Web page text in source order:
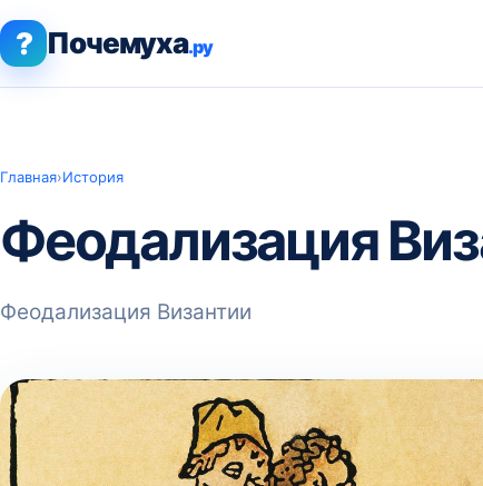
? Почемуха.ру
Главная›История
Феодализация
Феодализация Византии